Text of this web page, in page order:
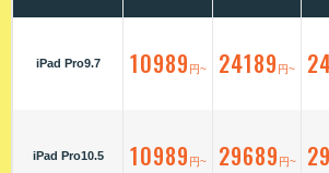
iPad Pro9.7
iPad Pro10.5
10989 円~ 24189 円~
10989 円~ 29689 円~